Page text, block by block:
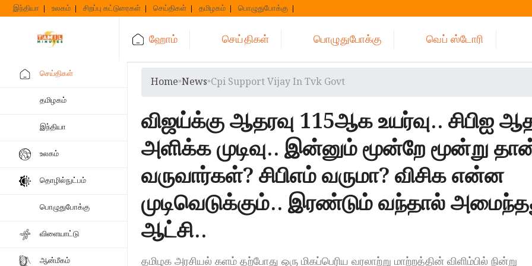
Skip
to
இந்தியா உலகம் சிறப்பு கட்டுரைகள் செய்திகள் தமிழகம் பொழுதுபோக்கு
ஹோம் செய்திகள் பொழுதுபோக்கு வெப் ஸ்டோரி
செய்திகள்
தமிழகம்
இந்தியா
உலகம்
தொழில்நுட்பம்
பொழுதுபோக்கு
விளையாட்டு
ஆன்மீகம்
Home»News»Cpi Support Vijay In Tvk Govt
விஜய்க்கு ஆதரவு 115ஆக உயர்வு.. சிபிஐ
அளிக்க முடிவு.. இன்னும் மூன்றே மூன்று
வருவார்கள்? சிபிஎம் வருமா? விசிக என்ன
முடிவெடுக்கும்.. இரண்டும் வந்தால்
ஆட்சி..
தமிழக அரசியல் களம் தற்போது ஒரு மிகப்பெரிய வரலாற்று மாற்றத்தின் விளிம்பில் நின்று